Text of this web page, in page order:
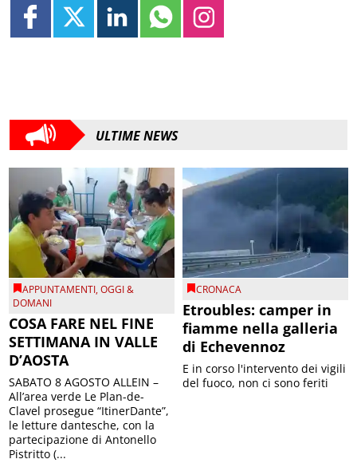
ULTIME NEWS
APPUNTAMENTI,OGGI &
DOMANI
COSA FARE NEL FINE
SETTIMANA IN VALLE
D’AOSTA
SABATO 8 AGOSTO ALLEIN –
All’area verde Le Plan-de-
Clavel prosegue “ItinerDante”,
le letture dantesche, con la
partecipazione di Antonello
Pistritto (...
CRONACA
Etroubles: camper in
fiamme nella galleria
di Echevennoz
E in corso l'intervento dei vigili
del fuoco, non ci sono feriti